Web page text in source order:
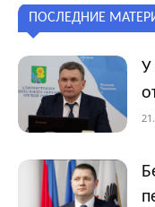
ПОСЛЕДНИЕ
У